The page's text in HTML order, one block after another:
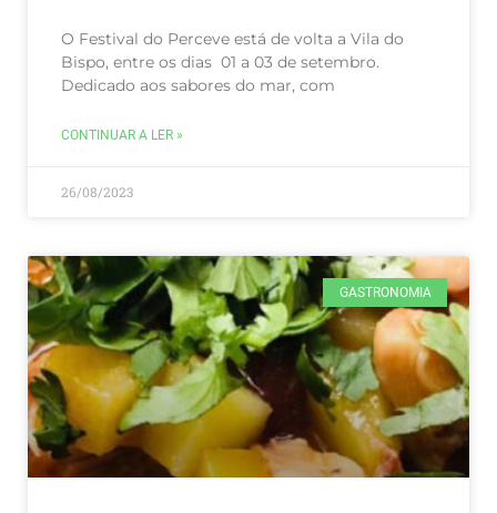
O Festival do Perceve está de volta a Vila do
Bispo, entre os dias 01 a 03 de setembro.
Dedicado aos sabores do mar, com
CONTINUAR A LER »
26/08/2023
GASTRONOMIA